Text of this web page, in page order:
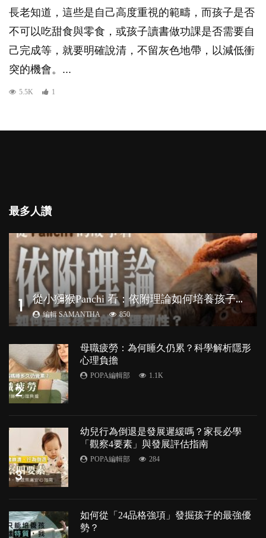
長老知道，這些是自己高度重視的範疇，而孩子是否
不可以吃甜食與零食，或孩子讀書做功課是否需要自
己完成等，就要明確說清，不留灰色地帶，以減低衝
突的機會。...
5.5K 1
最多人讚
1 從
小獼猴Panchi 看：依附理論如何培養孩子心理韌性？
編輯 SAMANTHA 850
2
母職疲勞：為何睡久仍累？科學解析隱形
心理負擔
POPA編輯部 1.1K
3
幼兒行為倒退是發展遲緩嗎？家長必學
「觀察4要素」與發展評估指南
POPA編輯部 284
如何從「24品格強項」發掘孩子的最強優
勢？